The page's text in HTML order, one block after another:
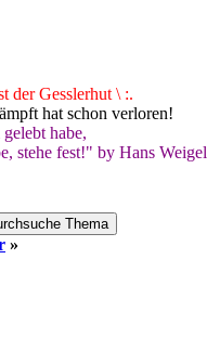
der Gesslerhut \ :.
hat schon verloren!
habe,
stehe fest!" by Hans Weigel
»